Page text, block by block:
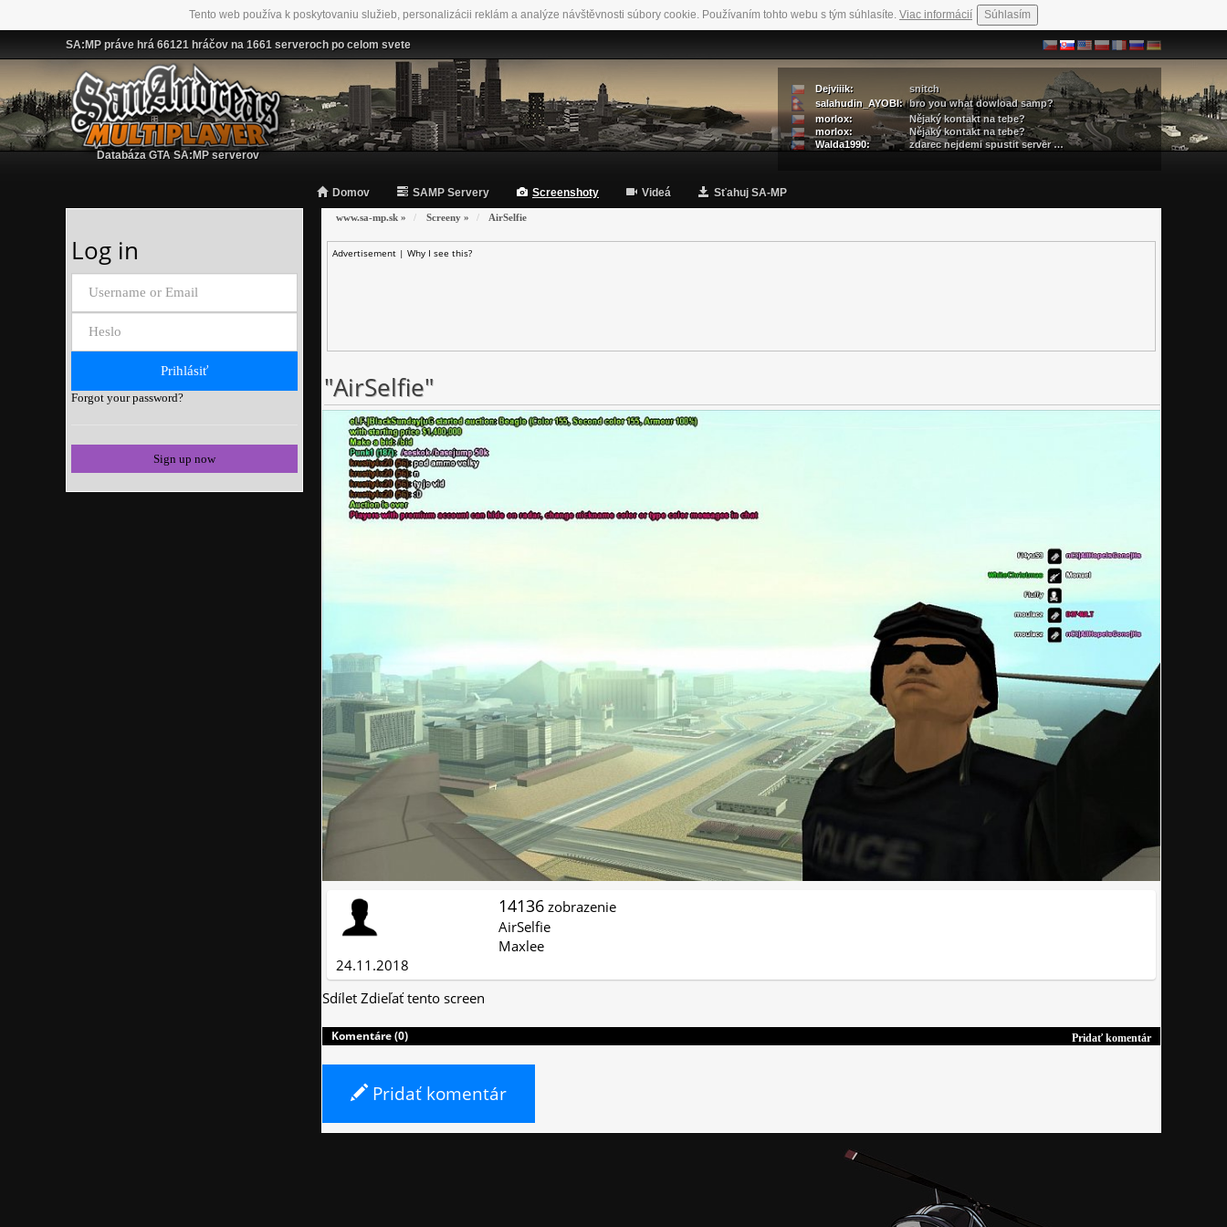
Tento web používa k poskytovaniu služieb, personalizácii reklám a analýze návštěvnosti súbory cookie. Používaním tohto webu s tým súhlasíte. Viac informácií Súhlasím
SA:MP práve hrá 66121 hráčov na 1661 serveroch po celom svete
Databáza GTA SA:MP serverov
Dejviiik:
snitch
salahudin_AYOBI: bro you what dowload samp?
morlox:
Nějaký kontakt na tebe?
morlox:
Nějaký kontakt na tebe?
Walda1990:
zdarec nejdemi spustit server …
Domov SAMP Servery Screenshoty Videá Sťahuj SA-MP
www.sa-mp.sk » Screeny » AirSelfie
Advertisement | Why I see this?
"AirSelfie"
14136zobrazenie
AirSelfie
Maxlee
24.11.2018
Sdílet Zdieľať tento screen
Pridať komentár
Komentáre (0)
Pridať komentár
Log in
Forgot your password?
Sign up now